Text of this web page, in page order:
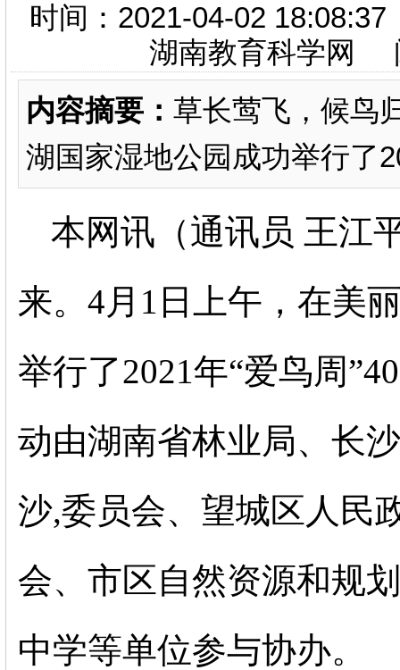
时间：2021-04-02
湖南教育科学网
内容摘要： 草长莺飞，候鸟
湖国家湿地公园成功举行了
本网讯（通讯员 王江
来。 4月1日上午，在美
举行了2021年“爱鸟周
动由湖南省林业局、长
沙,委员会、望城区人民
会、市区自然资源和规
中学等单位参与协办。